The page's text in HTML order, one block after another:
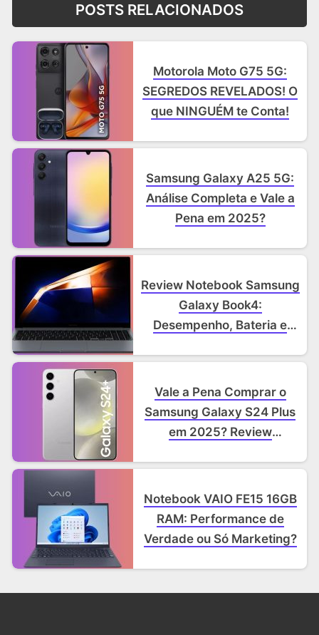
POSTS RELACIONADOS
Motorola Moto G75 5G:
SEGREDOS REVELADOS! O
que NINGUÉM te Conta!
Samsung Galaxy A25 5G:
Análise Completa e Vale a
Pena em 2025?
Review Notebook Samsung
Galaxy Book4:
Desempenho, Bateria e
Vale a Pena Comprar o
Samsung Galaxy S24 Plus
em 2025? Review
Notebook VAIO FE15 16GB
RAM: Performance de
Verdade ou Só Marketing?